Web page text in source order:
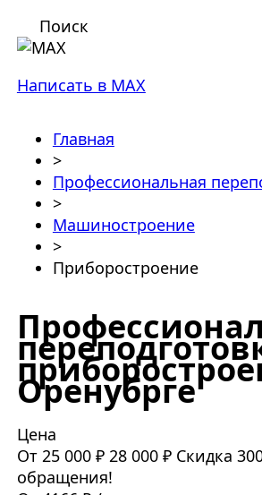
Поиск
Написать в MAX
Главная
>
Профессиональная
>
Машиностроение
>
Приборостроение
Оренубрге
Цена
От 25 000 ₽ 28 000 ₽ Скидка
обращения!